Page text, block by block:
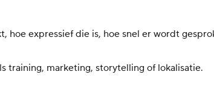
expressief die is, hoe snel er wordt
training, marketing, storytelling of lokalisatie.